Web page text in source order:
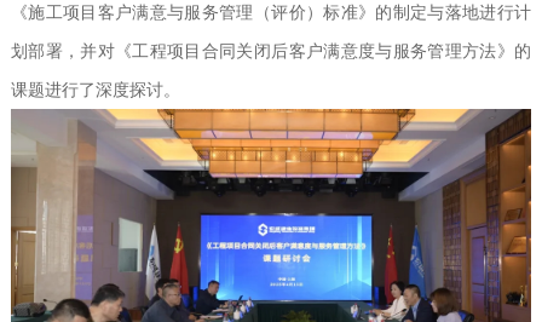
《施工项目客户满意与服务管理（评价）标准》的制定与落地进行计
划部署，并对《工程项目合同关闭后客户满意度与服务管理方法》的
课题进行了深度探讨。